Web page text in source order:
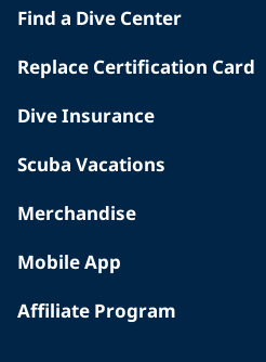
Find a Dive Center
Replace Certification Card
Dive Insurance
Scuba Vacations
Merchandise
Mobile App
Affiliate Program